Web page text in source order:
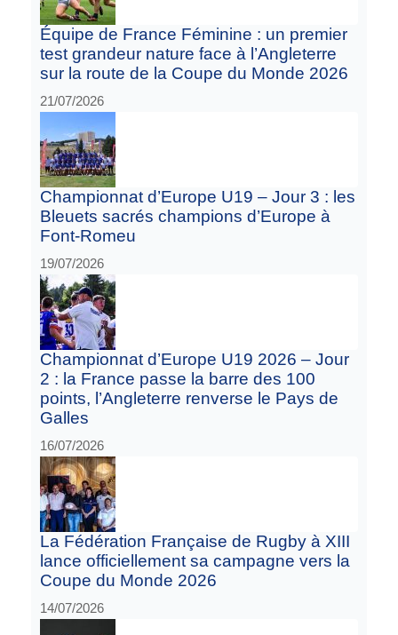
Équipe de France Féminine : un premier
test grandeur nature face à l’Angleterre
sur la route de la Coupe du Monde 2026
21/07/2026
Championnat d’Europe U19 – Jour 3 : les
Bleuets sacrés champions d’Europe à
Font-Romeu
19/07/2026
Championnat d’Europe U19 2026 – Jour
2 : la France passe la barre des 100
points, l’Angleterre renverse le Pays de
Galles
16/07/2026
La Fédération Française de Rugby à XIII
lance officiellement sa campagne vers la
Coupe du Monde 2026
14/07/2026